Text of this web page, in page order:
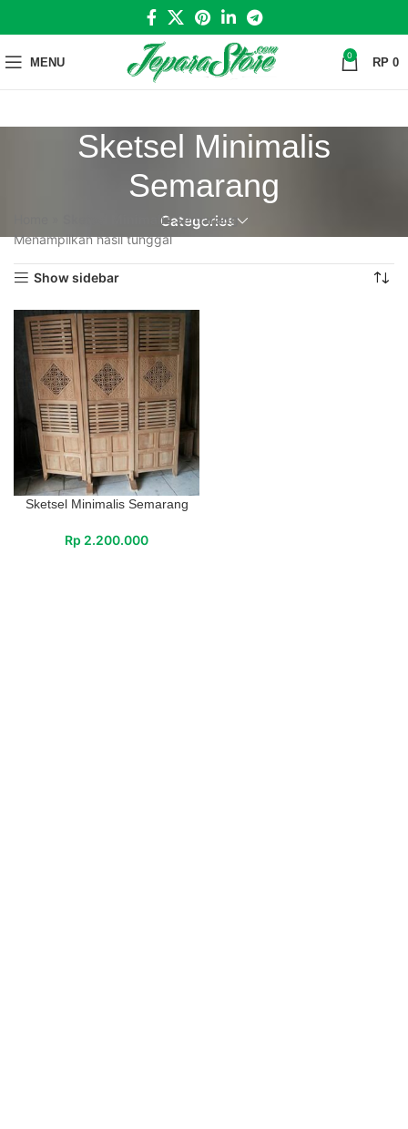
MENU 0 RP 0
Sketsel Minimalis
Semarang
Categories
Sketsel Minimalis Semarang
Menampilkan hasil tunggal
Show sidebar
Sketsel Minimalis Semarang
Rp 2.200.000